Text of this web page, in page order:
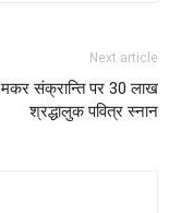
Next article
मकर संक्रान्ति पर 30 लाख
श्रद्धालुक पवित्र स्नान